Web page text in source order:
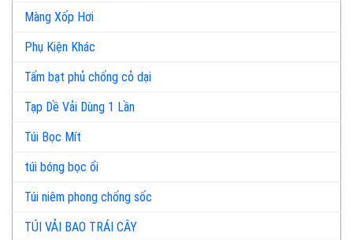
Màng Xốp Hơi
Phụ Kiện Khác
Tấm bạt phủ chống cỏ dại
Tạp Dề Vải Dùng 1 Lần
Túi Bọc Mít
túi bóng bọc ổi
Túi niêm phong chống sốc
TÚI VẢI BAO TRÁI CÂY